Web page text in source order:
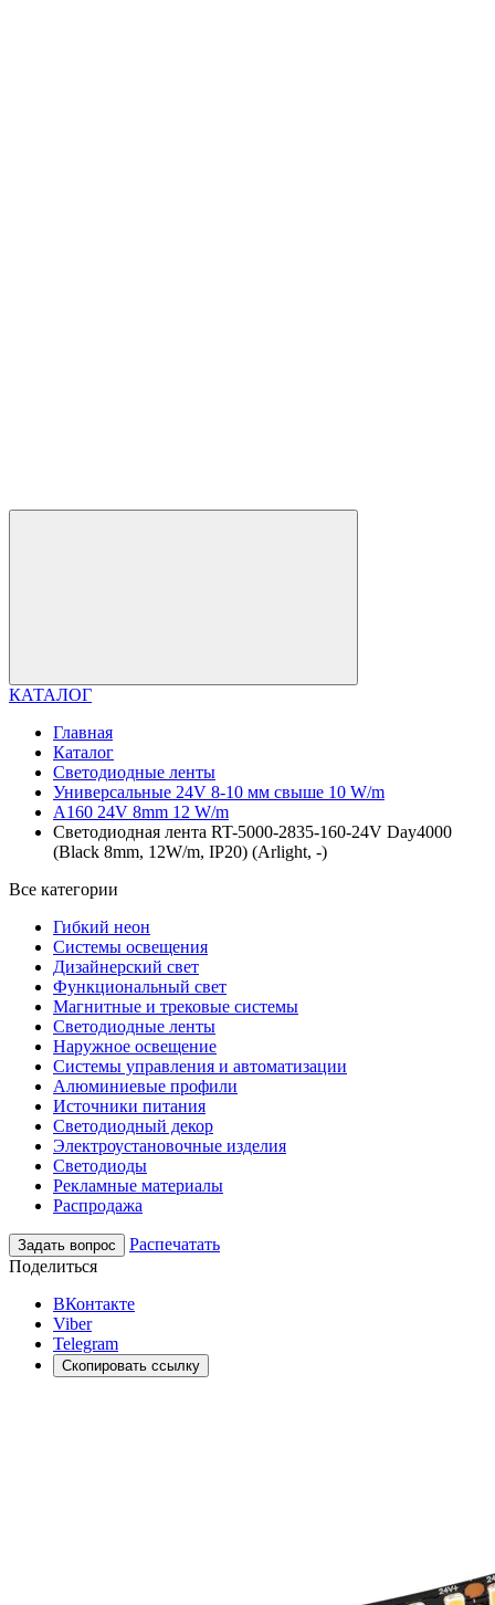
КАТАЛОГ
Главная
Каталог
Светодиодные ленты
Универсальные 24V 8-10 мм свыше 10 W/m
A160 24V 8mm 12 W/m
Светодиодная лента RT-5000-2835-160-24V Day4000
(Black 8mm, 12W/m, IP20) (Arlight, -)
Все категории
Гибкий неон
Системы освещения
Дизайнерский свет
Функциональный свет
Магнитные и трековые системы
Светодиодные ленты
Наружное освещение
Системы управления и автоматизации
Алюминиевые профили
Источники питания
Светодиодный декор
Электроустановочные изделия
Светодиоды
Рекламные материалы
Распродажа
Задать вопрос
Распечатать
Поделиться
ВКонтакте
Viber
Telegram
Скопировать ссылку